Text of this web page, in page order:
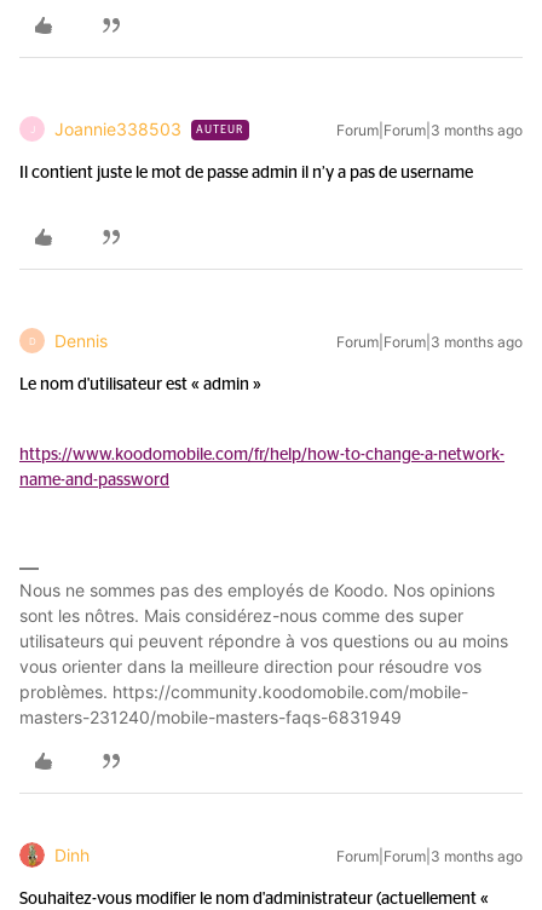
J Joannie338503 AUTEUR Forum|Forum|3 months ago
Il contient juste le mot de passe admin il n’y a pas de username
D Dennis Forum|Forum|3 months ago
Le nom d'utilisateur est « admin »
https://www.koodomobile.com/fr/help/how-to-change-a-network-
name-and-password
Nous ne sommes pas des employés de Koodo. Nos opinions
sont les nôtres. Mais considérez-nous comme des super
utilisateurs qui peuvent répondre à vos questions ou au moins
vous orienter dans la meilleure direction pour résoudre vos
problèmes. https://community.koodomobile.com/mobile-
masters-231240/mobile-masters-faqs-6831949
Dinh Forum|Forum|3 months ago
Souhaitez-vous modifier le nom d'administrateur (actuellement «